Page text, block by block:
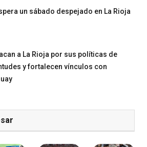
un sábado despejado en La Rioja
a La Rioja por sus políticas de
y fortalecen vínculos con